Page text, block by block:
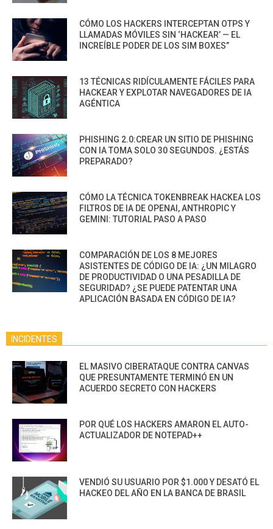
CÓMO LOS HACKERS INTERCEPTAN OTPS Y
LLAMADAS MÓVILES SIN ‘HACKEAR’ — EL
INCREÍBLE PODER DE LOS SIM BOXES”
13 TÉCNICAS RIDÍCULAMENTE FÁCILES PARA
HACKEAR Y EXPLOTAR NAVEGADORES DE IA
AGÉNTICA
PHISHING 2.0:CREAR UN SITIO DE PHISHING
CON IA TOMA SOLO 30 SEGUNDOS. ¿ESTÁS
PREPARADO?
CÓMO LA TÉCNICA TOKENBREAK HACKEA LOS
FILTROS DE IA DE OPENAI, ANTHROPIC Y
GEMINI: TUTORIAL PASO A PASO
COMPARACIÓN DE LOS 8 MEJORES
ASISTENTES DE CÓDIGO DE IA: ¿UN MILAGRO
DE PRODUCTIVIDAD O UNA PESADILLA DE
SEGURIDAD? ¿SE PUEDE PATENTAR UNA
APLICACIÓN BASADA EN CÓDIGO DE IA?
INCIDENTES
EL MASIVO CIBERATAQUE CONTRA CANVAS
QUE PRESUNTAMENTE TERMINÓ EN UN
ACUERDO SECRETO CON HACKERS
POR QUÉ LOS HACKERS AMARON EL AUTO-
ACTUALIZADOR DE NOTEPAD++
VENDIÓ SU USUARIO POR $1.000 Y DESATÓ EL
HACKEO DEL AÑO EN LA BANCA DE BRASIL